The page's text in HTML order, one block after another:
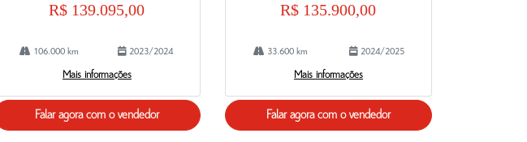
R$ 139.095,00
106.000 km 2023/2024
Mais informações
Falar agora com o vendedor
R$ 135.900,00
33.600 km 2024/2025
Mais informações
Falar agora com o vendedor